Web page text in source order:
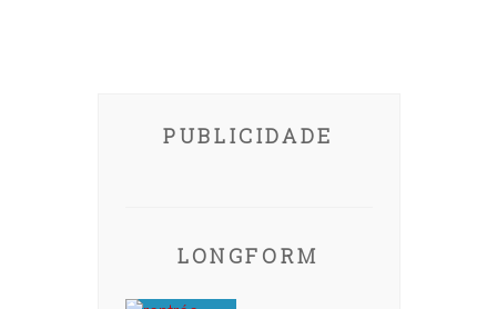
PUBLICIDADE
LONGFORM